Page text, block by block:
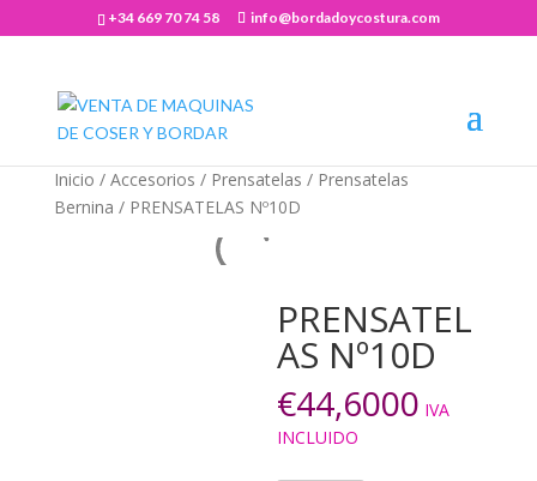
+34 669 70 74 58 info@bordadoycostura.com
Inicio / Accesorios / Prensatelas / Prensatelas
Bernina / PRENSATELAS Nº10D
PRENSATEL
AS Nº10D
€44,6000 IVA
INCLUIDO
Abrir barra de herramientas